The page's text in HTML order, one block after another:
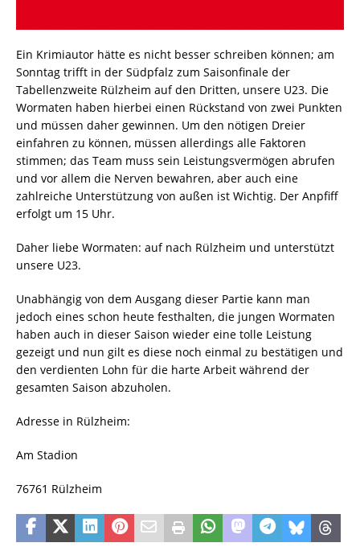
Ein Krimiautor hätte es nicht besser schreiben können; am
Sonntag trifft in der Südpfalz zum Saisonfinale der
Tabellenzweite Rülzheim auf den Dritten, unsere U23. Die
Wormaten haben hierbei einen Rückstand von zwei Punkten
und müssen daher gewinnen. Um den nötigen Dreier
einfahren zu können, müssen allerdings alle Faktoren
stimmen; das Team muss sein Leistungsvermögen abrufen
und vor allem die Nerven bewahren, aber auch eine
zahlreiche Unterstützung von außen ist Wichtig. Der Anpfiff
erfolgt um 15 Uhr.
Daher liebe Wormaten: auf nach Rülzheim und unterstützt
unsere U23.
Unabhängig von dem Ausgang dieser Partie kann man
jedoch eines schon heute festhalten, die jungen Wormaten
haben auch in dieser Saison wieder eine tolle Leistung
gezeigt und nun gilt es diese noch einmal zu bestätigen und
den verdienten Lohn für die harte Arbeit während der
gesamten Saison abzuholen.
Adresse in Rülzheim:
Am Stadion
76761 Rülzheim